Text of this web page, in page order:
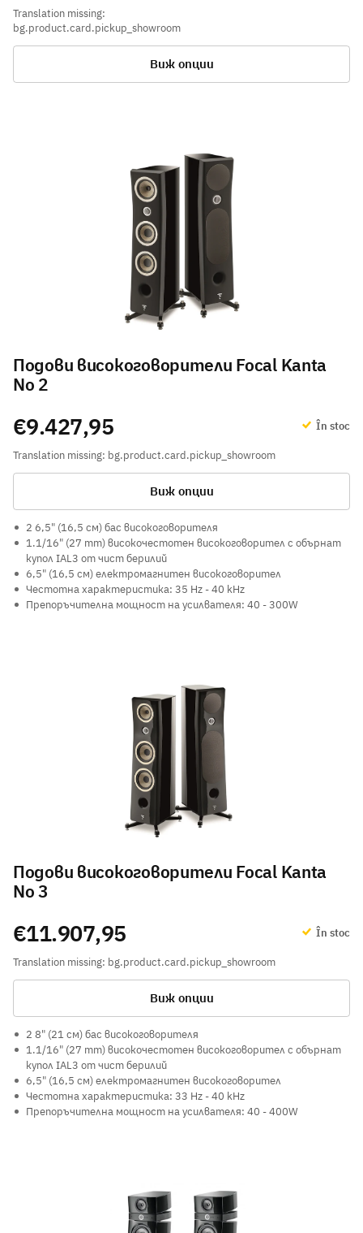
Translation missing:
bg.product.card.pickup_showroom
Виж опции
Подови високоговорители Focal Kanta
No 2
În stoc
Translation missing: bg.product.card.pickup_showroom
€9.427,95
Виж опции
2 6,5" (16,5 см) бас високоговорителя
1.1/16" (27 mm) високочестотен високоговорител с обърнат
купол IAL3 от чист берилий
6,5" (16,5 см) електромагнитен високоговорител
Честотна характеристика: 35 Hz - 40 kHz
Препоръчителна мощност на усилвателя: 40 - 300W
Подови високоговорители Focal Kanta
No 3
În stoc
Translation missing: bg.product.card.pickup_showroom
€11.907,95
Виж опции
2 8" (21 см) бас високоговорителя
1.1/16" (27 mm) високочестотен високоговорител с обърнат
купол IAL3 от чист берилий
6,5" (16,5 см) електромагнитен високоговорител
Честотна характеристика: 33 Hz - 40 kHz
Препоръчителна мощност на усилвателя: 40 - 400W